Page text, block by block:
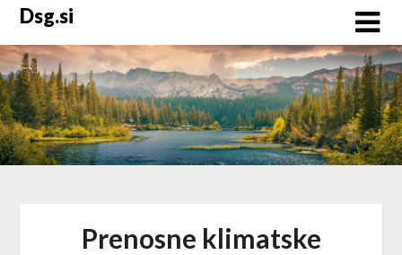
Skip
content
Dsg.si
Prenosne klimatske